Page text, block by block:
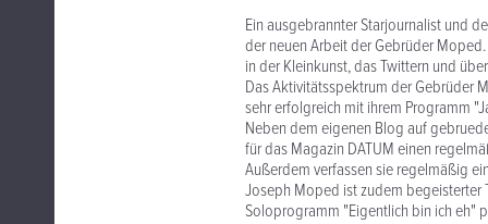
Ein ausgebrannter Starjournalist und
der neuen Arbeit der Gebrüder
in der Kleinkunst, das Twittern und
Das Aktivitätsspektrum der Gebrüder
sehr erfolgreich mit ihrem Programm
Neben dem eigenen Blog auf
für das Magazin DATUM einen
Außerdem verfassen sie regelmäßig
Joseph Moped ist zudem begeisterter
Soloprogramm "Eigentlich bin ich eh"